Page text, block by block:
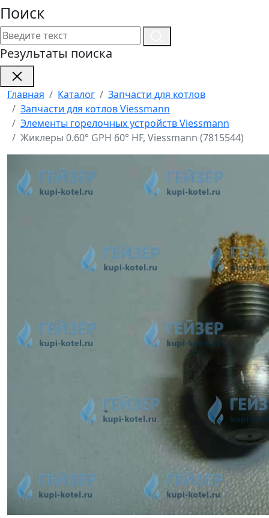
Поиск
Результаты поиска
Главная Каталог
Запчасти для котлов
Запчасти для котлов Viessmann
Элементы горелочных устройств Viessmann
Жиклеры 0.60° GPH 60° HF, Viessmann (7815544)